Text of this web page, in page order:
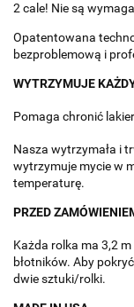
2 cale! Nie są
Opatentowana
bezproblemową i
WYTRZYMUJE
Pomaga chronić
Nasza wytrzymała i
wytrzymuje mycie w
temperaturę.
PRZED
Każda rolka ma 3,2
błotników. Aby
dwie sztuki/rolki.